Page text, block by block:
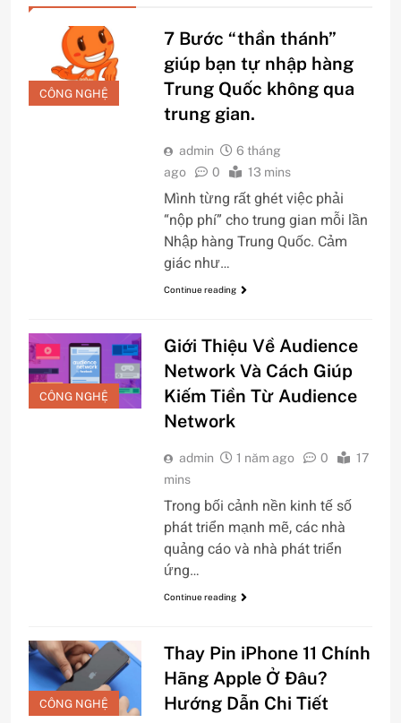
CÔNG NGHỆ
7 Bước “thần thánh”
giúp bạn tự nhập hàng
Trung Quốc không qua
trung gian.
admin
6 tháng
ago
0 13 mins
Mình từng rất ghét việc phải
“nộp phí” cho trung gian mỗi lần
Nhập hàng Trung Quốc. Cảm
giác như…
Continue reading
CÔNG NGHỆ
Giới Thiệu Về Audience
Network Và Cách Giúp
Kiếm Tiền Từ Audience
Network
admin 1 năm ago 0
17
mins
Trong bối cảnh nền kinh tế số
phát triển mạnh mẽ, các nhà
quảng cáo và nhà phát triển
ứng…
Continue reading
CÔNG NGHỆ
Thay Pin iPhone 11 Chính
Hãng Apple Ở Đâu?
Hướng Dẫn Chi Tiết